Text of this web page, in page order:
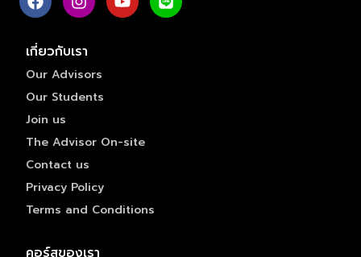
เกี่ยวกับเรา
Our Advisors
Our Students
Join us
The Advisor On-site
Contact us
Privacy Policy
Terms and Conditions
คอร์สของเรา